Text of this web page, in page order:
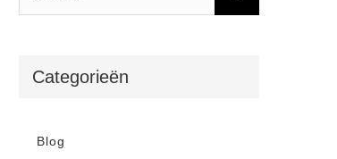
Categorieën
Blog